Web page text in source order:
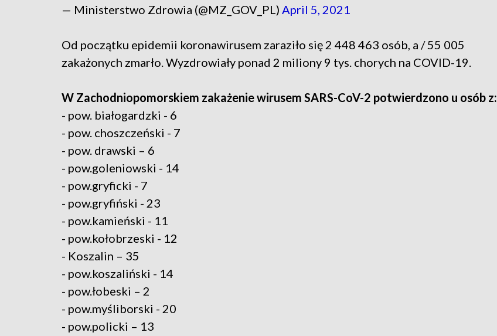
— Ministerstwo Zdrowia (@MZ_GOV_PL) April 5, 2021
Od początku epidemii koronawirusem zaraziło się 2 448 463 osób, a / 55 005
zakażonych zmarło. Wyzdrowiały ponad 2 miliony 9 tys. chorych na COVID-19.
W Zachodniopomorskiem zakażenie wirusem SARS-CoV-2 potwierdzono u osób z:
- pow. białogardzki - 6
- pow. choszczeński - 7
- pow. drawski – 6
- pow.goleniowski - 14
- pow.gryficki - 7
- pow.gryfiński - 23
- pow.kamieński - 11
- pow.kołobrzeski - 12
- Koszalin – 35
- pow.koszaliński - 14
- pow.łobeski – 2
- pow.myśliborski - 20
- pow.policki – 13